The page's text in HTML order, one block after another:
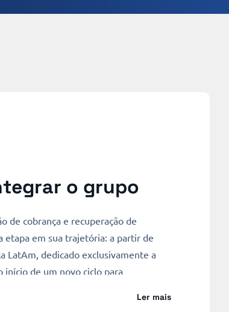
o grupo
de cobrança e recuperação de
etapa em sua trajetória: a partir de
LatAm, dedicado exclusivamente a
início de um novo ciclo para
Ler mais